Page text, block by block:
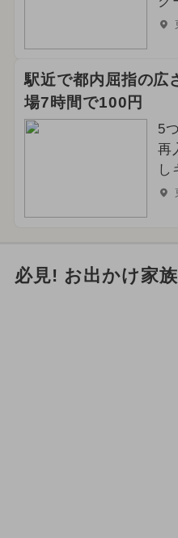
駅近で都内屈指の広
場7時間で100円
5
再
し
必見! お出かけ家